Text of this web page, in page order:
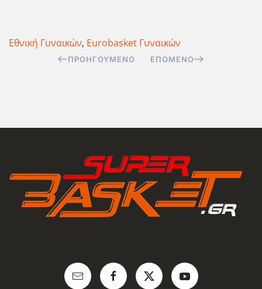
Εθνική Γυναικών, Eurobasket Γυναικών
ΠΡΟΗΓΟΎΜΕΝΟ ΕΠΌΜΕΝΟ